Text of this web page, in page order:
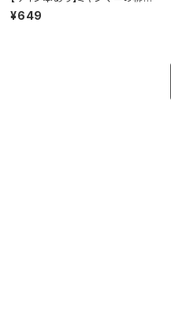
一族
¥649